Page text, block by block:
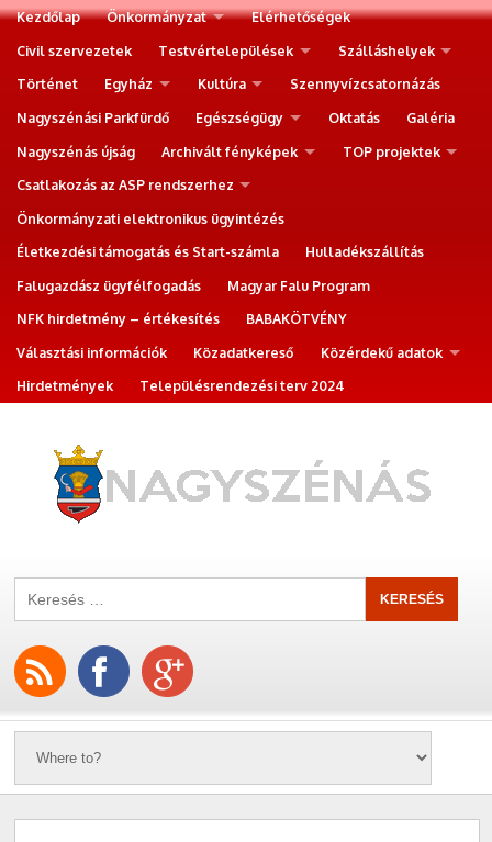
Kezdőlap Önkormányzat
Elérhetőségek
Civil szervezetek
Testvértelepülések
Szálláshelyek
Történet
Egyház Kultúra
Szennyvízcsatornázás
Nagyszénási Parkfürdő
Egészségügy Oktatás
Galéria
Nagyszénás újság
Archivált fényképek
TOP projektek
Csatlakozás az ASP rendszerhez
Önkormányzati elektronikus ügyintézés
Életkezdési támogatás és Start-számla
Hulladékszállítás
Falugazdász ügyfélfogadás
Magyar Falu Program
NFK hirdetmény – értékesítés
BABAKÖTVÉNY
Választási információk
Közadatkereső
Közérdekű adatok
Hirdetmények
Településrendezési terv 2024